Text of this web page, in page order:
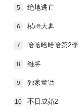
5 绝地逃亡
6 模特大典
7 哈哈哈哈哈第2季
8 维将
9 独家童话
10 不日成婚2